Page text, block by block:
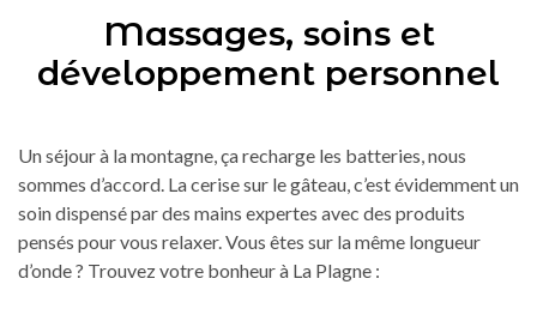
Massages, soins et
développement personnel
Un séjour à la montagne, ça recharge les batteries, nous
sommes d’accord. La cerise sur le gâteau, c’est évidemment un
soin dispensé par des mains expertes avec des produits
pensés pour vous relaxer. Vous êtes sur la même longueur
d’onde ? Trouvez votre bonheur à La Plagne :